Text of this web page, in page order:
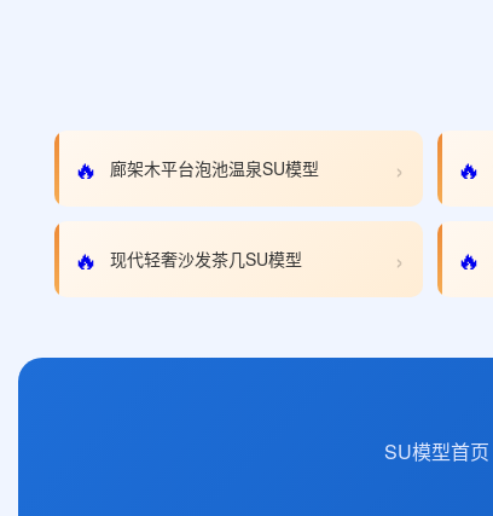
🔥 廊架木平台泡池温泉SU模型 › 🔥
🔥 现代轻奢沙发茶几SU模型 › 🔥
SU模型首页